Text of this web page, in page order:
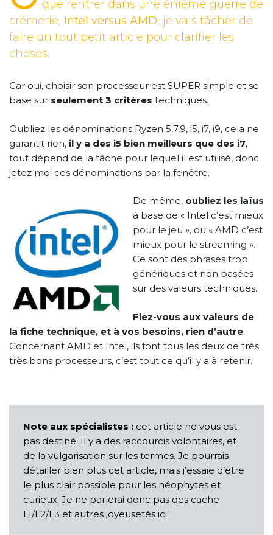
que rentrer dans une énième guerre de
crémerie, Intel versus AMD, je vais tâcher de
faire un tout petit article pour clarifier les
choses.
Car oui, choisir son processeur est SUPER simple et se
base sur seulement 3 critères techniques.
Oubliez les dénominations Ryzen 5,7,9, i5, i7, i9, cela ne
garantit rien, il y a des i5 bien meilleurs que des i7,
tout dépend de la tâche pour lequel il est utilisé, donc
jetez moi ces dénominations par la fenêtre.
De même, oubliez les laïus
à base de « Intel c’est mieux
pour le jeu », ou « AMD c’est
mieux pour le streaming ».
Ce sont des phrases trop
génériques et non basées
sur des valeurs techniques.
Fiez-vous aux valeurs de
la fiche technique, et à vos besoins, rien d’autre.
Concernant AMD et Intel, ils font tous les deux de très
très bons processeurs, c’est tout ce qu’il y a à retenir.
Note aux spécialistes : cet article ne vous est
pas destiné. Il y a des raccourcis volontaires, et
de la vulgarisation sur les termes. Je pourrais
détailler bien plus cet article, mais j’essaie d’être
le plus clair possible pour les néophytes et
curieux. Je ne parlerai donc pas des cache
L1/L2/L3 et autres joyeusetés ici.